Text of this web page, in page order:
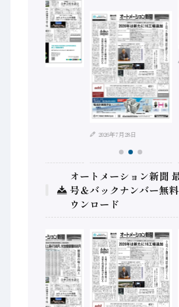
2026年7月28日
オートメーション新聞
号＆バックナンバー無
ウンロード